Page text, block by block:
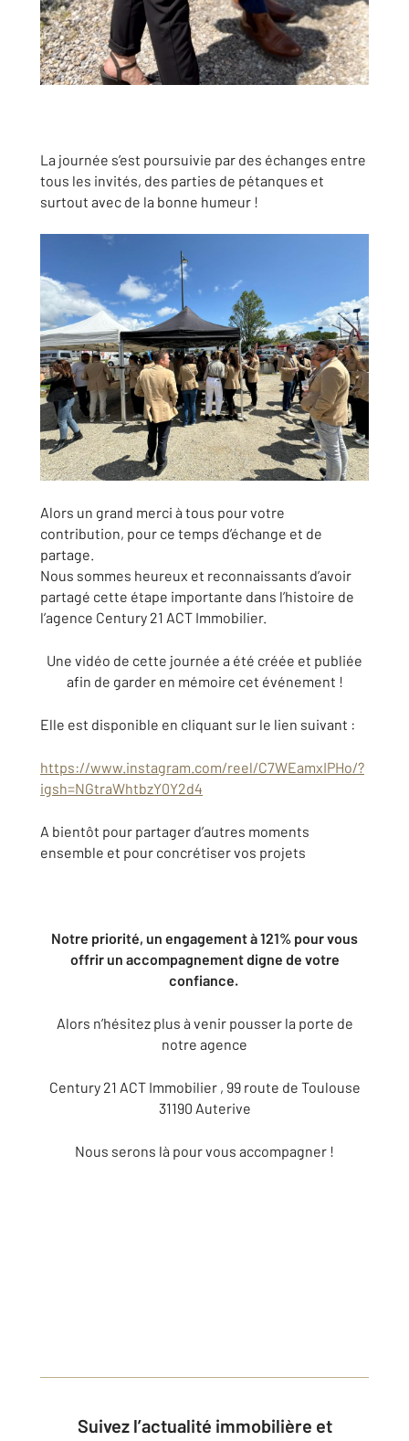
La journée s’est poursuivie par des échanges entre
tous les invités, des parties de pétanques et
surtout avec de la bonne humeur !
Alors un grand merci à tous pour votre
contribution, pour ce temps d’échange et de
partage.
Nous sommes heureux et reconnaissants d’avoir
partagé cette étape importante dans l’histoire de
l’agence Century 21 ACT Immobilier.
Une vidéo de cette journée a été créée et publiée
afin de garder en mémoire cet événement !
Elle est disponible en cliquant sur le lien suivant :
https://www.instagram.com/reel/C7WEamxIPHo/?
igsh=NGtraWhtbzY0Y2d4
A bientôt pour partager d’autres moments
ensemble et pour concrétiser vos projets
Notre priorité, un engagement à 121% pour vous
offrir un accompagnement digne de votre
confiance.
Alors n’hésitez plus à venir pousser la porte de
notre agence
Century 21 ACT Immobilier , 99 route de Toulouse
31190 Auterive
Nous serons là pour vous accompagner !
Suivez l’actualité immobilière et